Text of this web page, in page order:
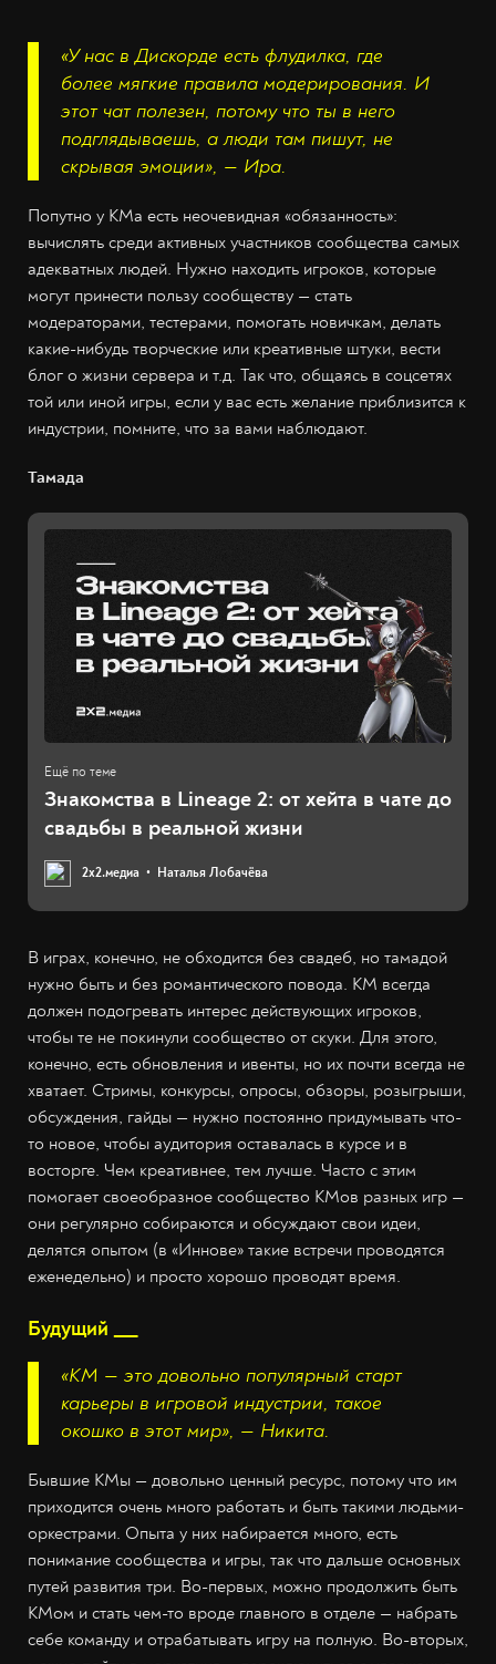
«У нас в Дискорде есть флудилка, где
более мягкие правила модерирования. И
этот чат полезен, потому что ты в него
подглядываешь, а люди там пишут, не
скрывая эмоции», — Ира.
Попутно у КМа есть неочевидная «обязанность»:
вычислять среди активных участников сообщества самых
адекватных людей. Нужно находить игроков, которые
могут принести пользу сообществу — стать
модераторами, тестерами, помогать новичкам, делать
какие-нибудь творческие или креативные штуки, вести
блог о жизни сервера и т.д. Так что, общаясь в соцсетях
той или иной игры, если у вас есть желание приблизится к
индустрии, помните, что за вами наблюдают.
Тамада
Знакомства в Lineage 2: от хейта в чате до
свадьбы в реальной жизни
2х2.медиа Наталья Лобачёва
В играх, конечно, не обходится без свадеб, но тамадой
нужно быть и без романтического повода. КМ всегда
должен подогревать интерес действующих игроков,
чтобы те не покинули сообщество от скуки. Для этого,
конечно, есть обновления и ивенты, но их почти всегда не
хватает. Стримы, конкурсы, опросы, обзоры, розыгрыши,
обсуждения, гайды — нужно постоянно придумывать что-
то новое, чтобы аудитория оставалась в курсе и в
восторге. Чем креативнее, тем лучше. Часто с этим
помогает своеобразное сообщество КМов разных игр —
они регулярно собираются и обсуждают свои идеи,
делятся опытом (в «Иннове» такие встречи проводятся
еженедельно) и просто хорошо проводят время.
Будущий ___
«КМ — это довольно популярный старт
карьеры в игровой индустрии, такое
окошко в этот мир», — Никита.
Бывшие КМы — довольно ценный ресурс, потому что им
приходится очень много работать и быть такими людьми-
оркестрами. Опыта у них набирается много, есть
понимание сообщества и игры, так что дальше основных
путей развития три. Во-первых, можно продолжить быть
КМом и стать чем-то вроде главного в отделе — набрать
себе команду и отрабатывать игру на полную. Во-вторых,